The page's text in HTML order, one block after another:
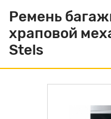
Ремень
храповой
Stels